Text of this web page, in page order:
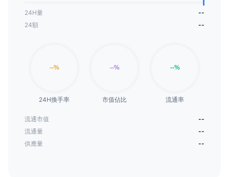
24H量
--
24額
--
24H換手率 市值佔比 流通率
流通市值
--
流通量
--
供應量
--